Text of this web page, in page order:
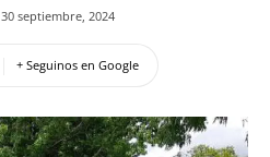
30 septiembre, 2024
+ Seguinos en Google